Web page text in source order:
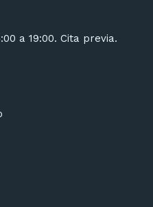
a 19:00. Cita previa.